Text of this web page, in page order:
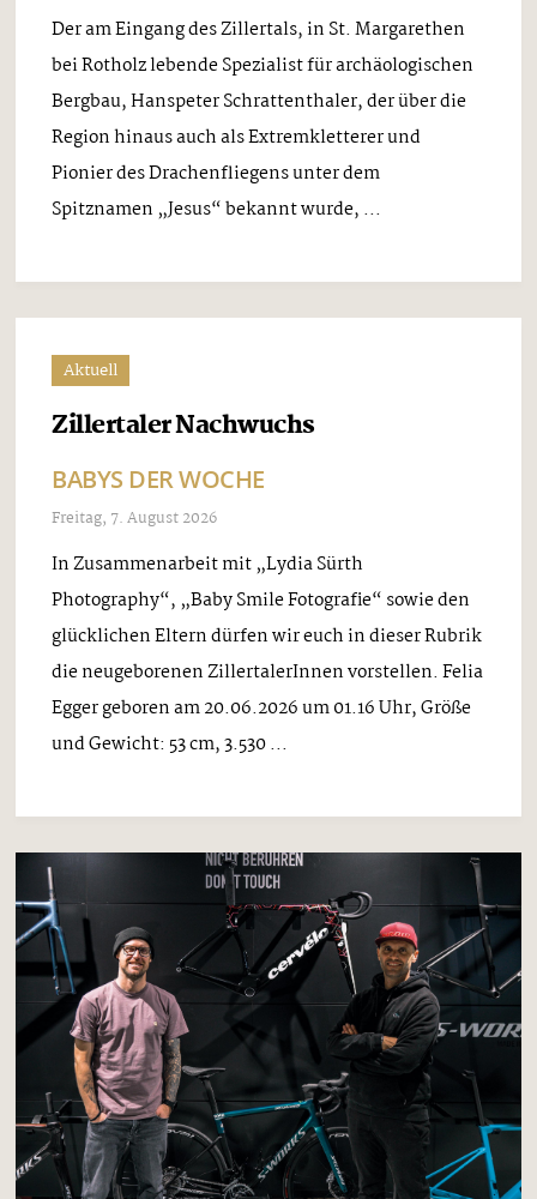
Der am Eingang des Zillertals, in St. Margarethen
bei Rotholz lebende Spezialist für archäologischen
Bergbau, Hanspeter Schrattenthaler, der über die
Region hinaus auch als Extremkletterer und
Pionier des Drachenfliegens unter dem
Spitznamen „Jesus“ bekannt wurde, ...
Aktuell
Zillertaler Nachwuchs
BABYS DER WOCHE
Freitag, 7. August 2026
In Zusammenarbeit mit „Lydia Sürth
Photography“, „Baby Smile Fotografie“ sowie den
glücklichen Eltern dürfen wir euch in dieser Rubrik
die neugeborenen ZillertalerInnen vorstellen. Felia
Egger geboren am 20.06.2026 um 01.16 Uhr, Größe
und Gewicht: 53 cm, 3.530 ...